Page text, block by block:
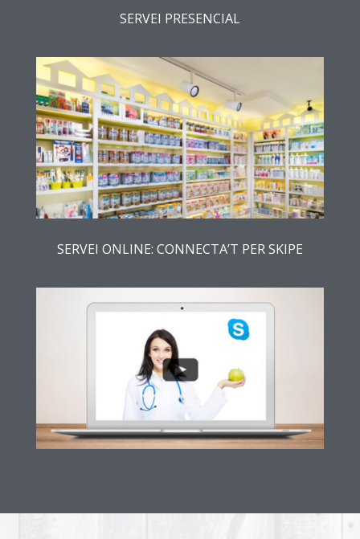
SERVEI PRESENCIAL
SERVEI ONLINE: CONNECTA’T PER SKIPE